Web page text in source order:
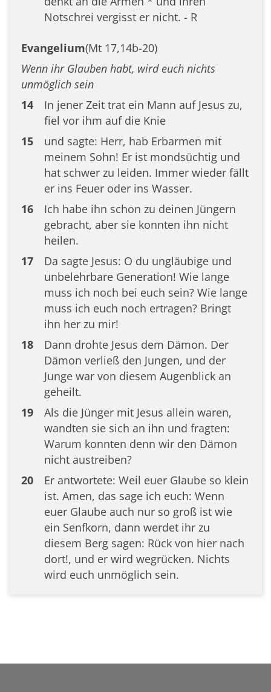
Notschrei vergisst er nicht. - R
Evangelium(Mt 17,14b-20)
Wenn ihr Glauben habt, wird euch nichts
unmöglich sein
14
In jener Zeit trat ein Mann auf Jesus zu,
fiel vor ihm auf die Knie
15
und sagte: Herr, hab Erbarmen mit
meinem Sohn! Er ist mondsüchtig und
hat schwer zu leiden. Immer wieder fällt
er ins Feuer oder ins Wasser.
16
Ich habe ihn schon zu deinen Jüngern
gebracht, aber sie konnten ihn nicht
heilen.
17
Da sagte Jesus: O du ungläubige und
unbelehrbare Generation! Wie lange
muss ich noch bei euch sein? Wie lange
muss ich euch noch ertragen? Bringt
ihn her zu mir!
18
Dann drohte Jesus dem Dämon. Der
Dämon verließ den Jungen, und der
Junge war von diesem Augenblick an
geheilt.
19
Als die Jünger mit Jesus allein waren,
wandten sie sich an ihn und fragten:
Warum konnten denn wir den Dämon
nicht austreiben?
20
Er antwortete: Weil euer Glaube so klein
ist. Amen, das sage ich euch: Wenn
euer Glaube auch nur so groß ist wie
ein Senfkorn, dann werdet ihr zu
diesem Berg sagen: Rück von hier nach
dort!, und er wird wegrücken. Nichts
wird euch unmöglich sein.